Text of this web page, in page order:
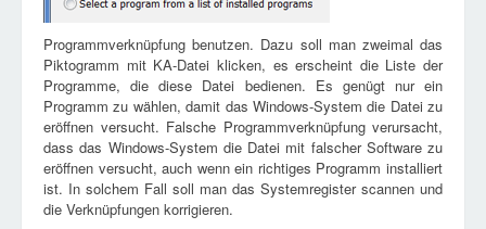
Programmverknüpfung benutzen. Dazu soll man zweimal das
Piktogramm mit KA-Datei klicken, es erscheint die Liste der
Programme, die diese Datei bedienen. Es genügt nur ein
Programm zu wählen, damit das Windows-System die Datei zu
eröffnen versucht. Falsche Programmverknüpfung verursacht,
dass das Windows-System die Datei mit falscher Software zu
eröffnen versucht, auch wenn ein richtiges Programm installiert
ist. In solchem Fall soll man das Systemregister scannen und
die Verknüpfungen korrigieren.